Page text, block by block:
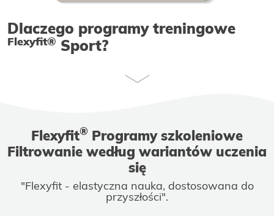
Dlaczego programy treningowe
Flexyfit® Sport?
Flexyfit® Programy szkoleniowe
Filtrowanie według wariantów uczenia
się
"Flexyfit - elastyczna nauka, dostosowana do
przyszłości".